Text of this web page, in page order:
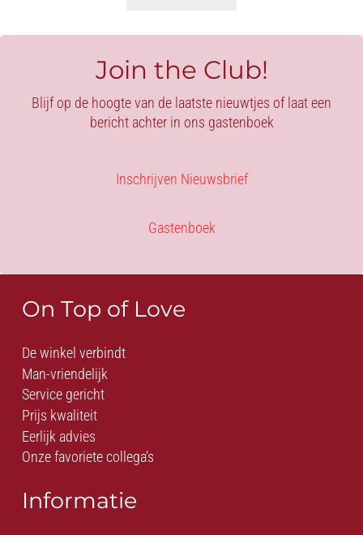
Join the Club!
Blijf op de hoogte van de laatste nieuwtjes of laat een
bericht achter in ons gastenboek
Inschrijven Nieuwsbrief
Gastenboek
On Top of Love
De winkel verbindt
Man-vriendelijk
Service gericht
Prijs kwaliteit
Eerlijk advies
Onze favoriete collega’s
Informatie